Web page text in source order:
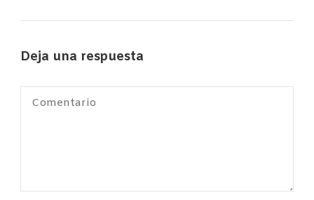
Deja una respuesta